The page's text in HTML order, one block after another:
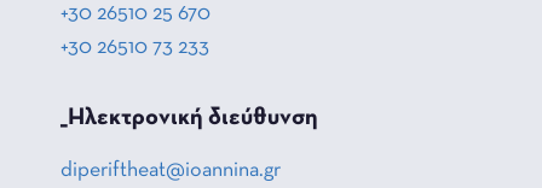
+30 26510 25 670
+30 26510 73 233
_Hλεκτρονική διεύθυνση
diperiftheat@ioannina.gr